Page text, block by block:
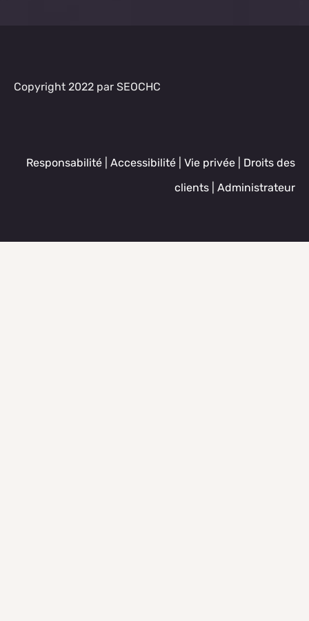
Copyright 2022 par SEOCHC
Responsabilité Accessibilité Vie privée
Droits des
clients
Administrateur